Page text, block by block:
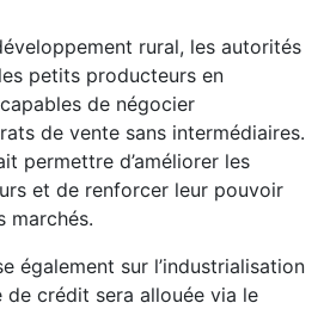
rural, les autorités
petits producteurs en
de négocier
de vente sans intermédiaires.
permettre d’améliorer les
et de renforcer leur pouvoir
marchés.
également sur l’industrialisation
de crédit sera allouée via le